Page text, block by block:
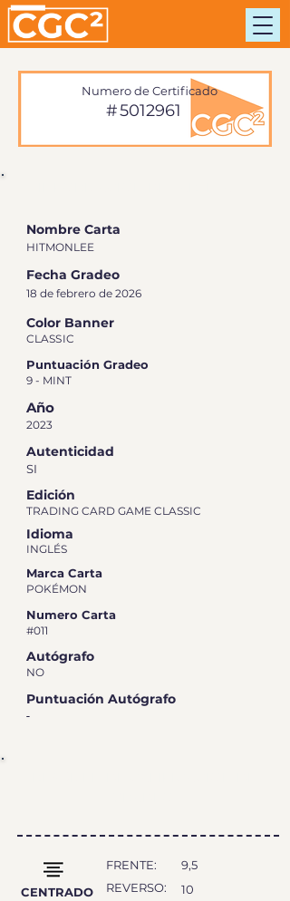
5012961
Numero de Certificado
#
Nombre Carta
HITMONLEE
Fecha Gradeo
18 de febrero de 2026
Color Banner
CLASSIC
Puntuación Gradeo
9 - MINT
Año
2023
Autenticidad
SI
Edición
TRADING CARD GAME CLASSIC
Idioma
INGLÉS
Marca Carta
POKÉMON
Numero Carta
#011
Autógrafo
NO
Puntuación Autógrafo
-
CENTRADO
FRENTE:
9,5
REVERSO:
10